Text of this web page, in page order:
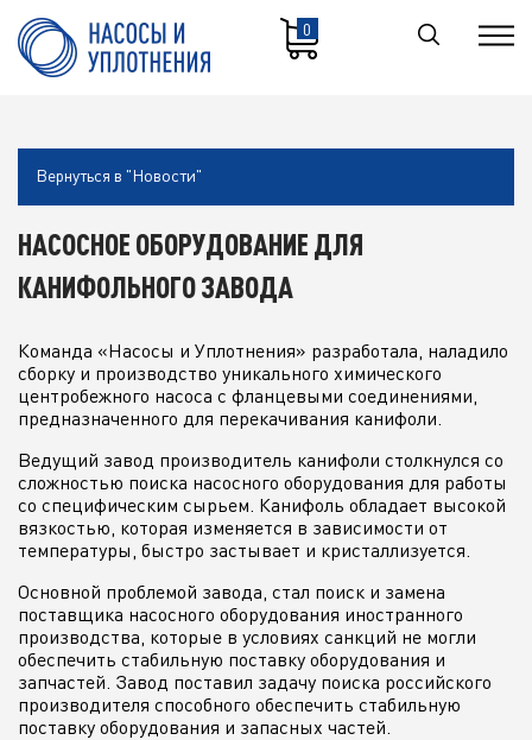
0
Вернуться в "Новости"
НАСОСНОЕ ОБОРУДОВАНИЕ ДЛЯ
КАНИФОЛЬНОГО ЗАВОДА
Команда «Насосы и Уплотнения» разработала, наладило
сборку и производство уникального химического
центробежного насоса с фланцевыми соединениями,
предназначенного для перекачивания канифоли.
Ведущий завод производитель канифоли столкнулся со
сложностью поиска насосного оборудования для работы
со специфическим сырьем. Канифоль обладает высокой
вязкостью, которая изменяется в зависимости от
температуры, быстро застывает и кристаллизуется.
Основной проблемой завода, стал поиск и замена
поставщика насосного оборудования иностранного
производства, которые в условиях санкций не могли
обеспечить стабильную поставку оборудования и
запчастей. Завод поставил задачу поиска российского
производителя способного обеспечить стабильную
поставку оборудования и запасных частей.